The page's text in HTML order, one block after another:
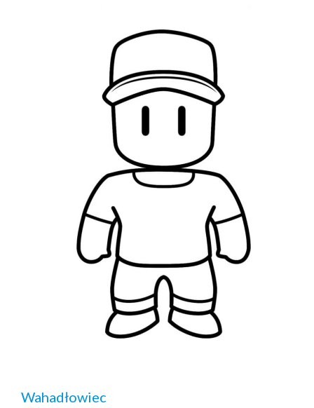
Wahadłowiec